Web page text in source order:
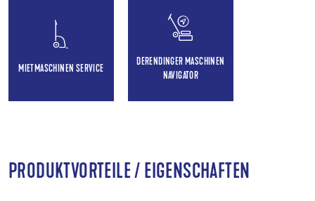
MIETMASCHINEN SERVICE
DERENDINGER MASCHINEN
NAVIGATOR
PRODUKTVORTEILE / EIGENSCHAFTEN